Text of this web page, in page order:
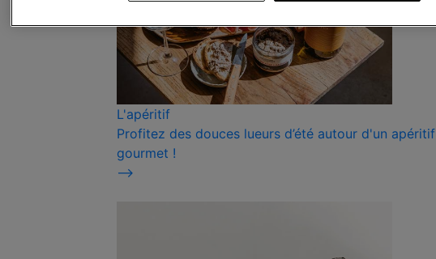
L'apéritif
Profitez des douces lueurs d’été autour d'un apéritif
gourmet !
⟶